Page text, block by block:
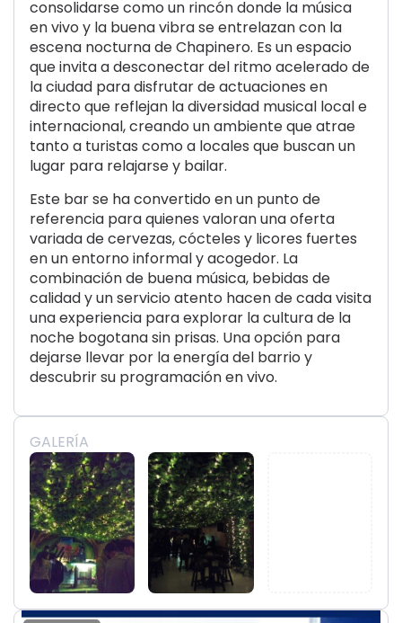
consolidarse como un rincón donde la música
en vivo y la buena vibra se entrelazan con la
escena nocturna de Chapinero. Es un espacio
que invita a desconectar del ritmo acelerado de
la ciudad para disfrutar de actuaciones en
directo que reflejan la diversidad musical local e
internacional, creando un ambiente que atrae
tanto a turistas como a locales que buscan un
lugar para relajarse y bailar.
Este bar se ha convertido en un punto de
referencia para quienes valoran una oferta
variada de cervezas, cócteles y licores fuertes
en un entorno informal y acogedor. La
combinación de buena música, bebidas de
calidad y un servicio atento hacen de cada visita
una experiencia para explorar la cultura de la
noche bogotana sin prisas. Una opción para
dejarse llevar por la energía del barrio y
descubrir su programación en vivo.
GALERÍA